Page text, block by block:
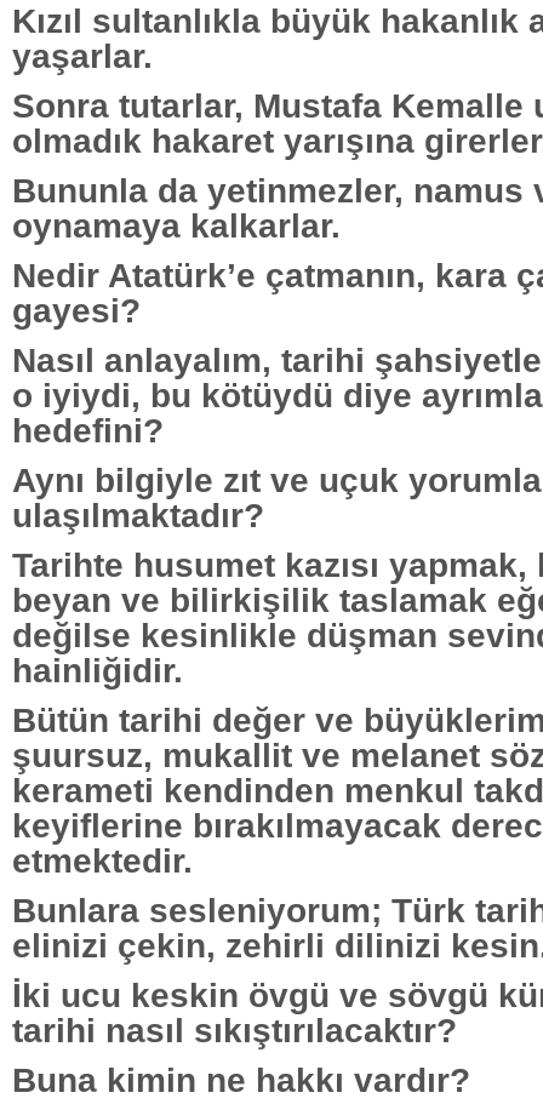
Kızıl sultanlıkla büyük hakanlık
yaşarlar.
Sonra tutarlar, Mustafa Kemalle
olmadık hakaret yarışına
Bununla da yetinmezler, namus
oynamaya kalkarlar.
Nedir Atatürk’e çatmanın, kara
gayesi?
Nasıl anlayalım, tarihi
o iyiydi, bu kötüydü diye
hedefini?
Aynı bilgiyle zıt ve uçuk
ulaşılmaktadır?
Tarihte husumet kazısı yapmak,
beyan ve bilirkişilik taslamak
değilse kesinlikle düşman
hainliğidir.
Bütün tarihi değer ve
şuursuz, mukallit ve melanet
kerameti kendinden menkul
keyiflerine bırakılmayacak
etmektedir.
Bunlara sesleniyorum; Türk
elinizi çekin, zehirli dilinizi
İki ucu keskin övgü ve sövgü
tarihi nasıl sıkıştırılacaktır?
Buna kimin ne hakkı vardır?